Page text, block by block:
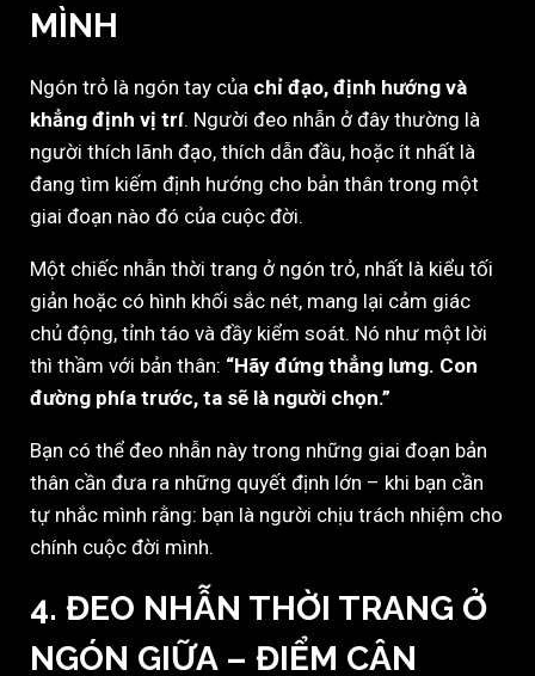
MÌNH
Ngón trỏ là ngón tay của chỉ đạo, định hướng và
khẳng định vị trí. Người đeo nhẫn ở đây thường là
người thích lãnh đạo, thích dẫn đầu, hoặc ít nhất là
đang tìm kiếm định hướng cho bản thân trong một
giai đoạn nào đó của cuộc đời.
Một chiếc nhẫn thời trang ở ngón trỏ, nhất là kiểu tối
giản hoặc có hình khối sắc nét, mang lại cảm giác
chủ động, tỉnh táo và đầy kiểm soát. Nó như một lời
thì thầm với bản thân: “Hãy đứng thẳng lưng. Con
đường phía trước, ta sẽ là người chọn.”
Bạn có thể đeo nhẫn này trong những giai đoạn bản
thân cần đưa ra những quyết định lớn – khi bạn cần
tự nhắc mình rằng: bạn là người chịu trách nhiệm cho
chính cuộc đời mình.
4. ĐEO NHẪN THỜI TRANG Ở
NGÓN GIỮA– ĐIỂM CÂN